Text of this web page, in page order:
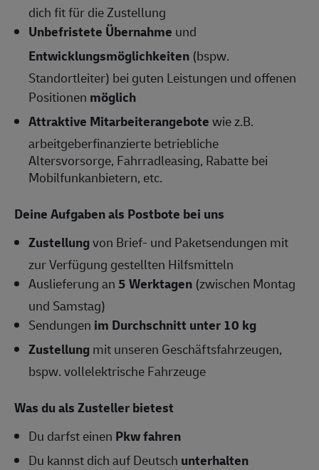
dich fit für die Zustellung
Unbefristete Übernahme und
Entwicklungsmöglichkeiten (bspw.
Standortleiter) bei guten Leistungen und offenen
Positionen möglich
Attraktive Mitarbeiterangebotewie z.B.
arbeitgeberfinanzierte betriebliche
Altersvorsorge, Fahrradleasing, Rabatte bei
Mobilfunkanbietern, etc.
Deine Aufgaben als Postbote bei uns
Zustellungvon Brief- und Paketsendungen mit
zur Verfügung gestellten Hilfsmitteln
Auslieferung an5 Werktagen (zwischen Montag
und Samstag)
Sendungen im Durchschnitt unter 10 kg
Zustellungmit unseren Geschäftsfahrzeugen,
bspw. vollelektrische Fahrzeuge
Was du als Zusteller bietest
Du darfst einen Pkw fahren
Du kannst dich auf Deutsch unterhalten